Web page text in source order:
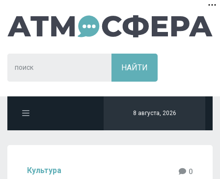
8 августа, 2026
Культура 0